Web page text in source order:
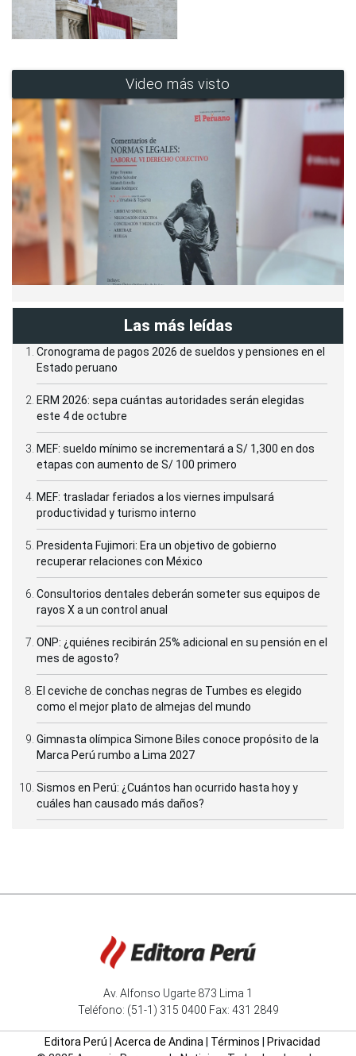
Video más visto
Las más leídas
Cronograma de pagos 2026 de sueldos y pensiones en el
Estado peruano
ERM 2026: sepa cuántas autoridades serán elegidas
este 4 de octubre
MEF: sueldo mínimo se incrementará a S/ 1,300 en dos
etapas con aumento de S/ 100 primero
MEF: trasladar feriados a los viernes impulsará
productividad y turismo interno
Presidenta Fujimori: Era un objetivo de gobierno
recuperar relaciones con México
Consultorios dentales deberán someter sus equipos de
rayos X a un control anual
ONP: ¿quiénes recibirán 25% adicional en su pensión en el
mes de agosto?
El ceviche de conchas negras de Tumbes es elegido
como el mejor plato de almejas del mundo
Gimnasta olímpica Simone Biles conoce propósito de la
Marca Perú rumbo a Lima 2027
Sismos en Perú: ¿Cuántos han ocurrido hasta hoy y
cuáles han causado más daños?
Av. Alfonso Ugarte 873 Lima 1
Teléfono: (51-1) 315 0400 Fax: 431 2849
Editora Perú Acerca de Andina Términos
Privacidad